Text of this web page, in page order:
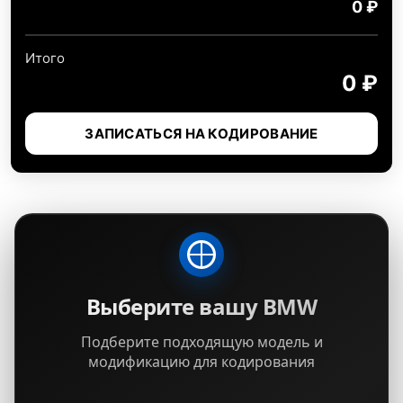
0 ₽
Итого
0 ₽
ЗАПИСАТЬСЯ НА КОДИРОВАНИЕ
Выберите вашу BMW
Подберите подходящую модель и
модификацию для кодирования